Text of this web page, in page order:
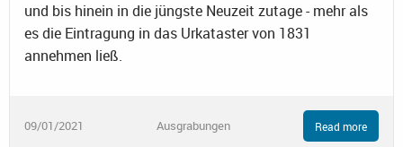
und bis hinein in die jüngste Neuzeit zutage - mehr als
es die Eintragung in das Urkataster von 1831
annehmen ließ.
09/01/2021 Ausgrabungen Read more